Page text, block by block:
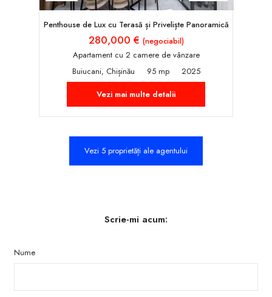
Penthouse de Lux cu Terasă și Priveliște Panoramică
280,000 € (negociabil)
Apartament cu 2 camere de vânzare
Buiucani, Chișinău
95 mp
2025
Vezi mai multe detalii
Vezi 5 proprietăți ale agentului
Scrie-mi acum:
Nume